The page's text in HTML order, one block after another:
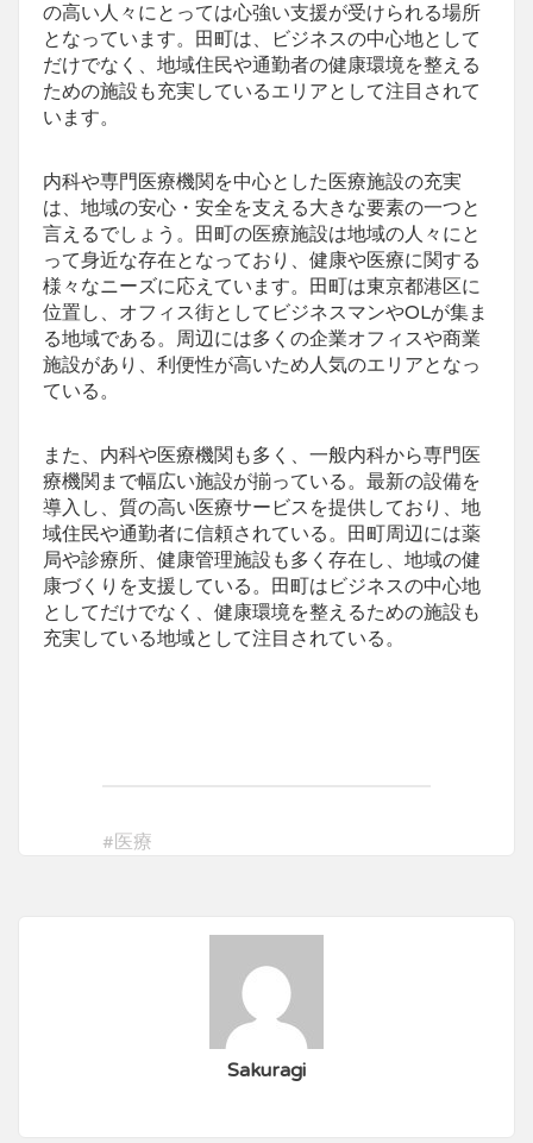
の高い人々にとっては心強い支援が受けられる場所
となっています。田町は、ビジネスの中心地として
だけでなく、地域住民や通勤者の健康環境を整える
ための施設も充実しているエリアとして注目されて
います。
内科や専門医療機関を中心とした医療施設の充実
は、地域の安心・安全を支える大きな要素の一つと
言えるでしょう。田町の医療施設は地域の人々にと
って身近な存在となっており、健康や医療に関する
様々なニーズに応えています。田町は東京都港区に
位置し、オフィス街としてビジネスマンやOLが集ま
る地域である。周辺には多くの企業オフィスや商業
施設があり、利便性が高いため人気のエリアとなっ
ている。
また、内科や医療機関も多く、一般内科から専門医
療機関まで幅広い施設が揃っている。最新の設備を
導入し、質の高い医療サービスを提供しており、地
域住民や通勤者に信頼されている。田町周辺には薬
局や診療所、健康管理施設も多く存在し、地域の健
康づくりを支援している。田町はビジネスの中心地
としてだけでなく、健康環境を整えるための施設も
充実している地域として注目されている。
#医療
Sakuragi